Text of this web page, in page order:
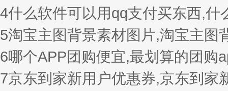
4什么软件可以用qq支付买东西,什
5淘宝主图背景素材图片,淘宝主图
6哪个APP团购便宜,最划算的团购
7京东到家新用户优惠券,京东到家